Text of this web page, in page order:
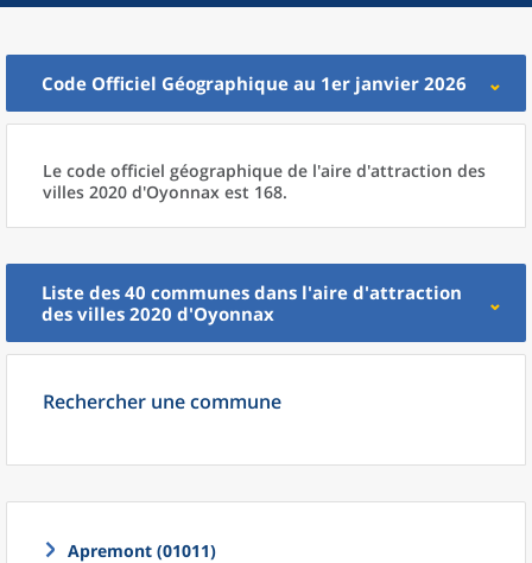
Code Officiel Géographique au 1er janvier 2026
Le code officiel géographique de l'aire d'attraction des
villes 2020 d'Oyonnax est 168.
Liste des 40 communes dans l'aire d'attraction
des villes 2020 d'Oyonnax
Rechercher une commune
Apremont (01011)